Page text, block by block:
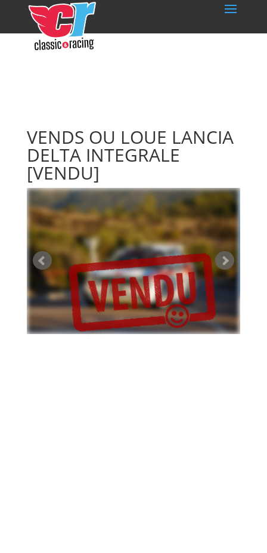
VENDS OU LOUE LANCIA
DELTA INTEGRALE
[VENDU]